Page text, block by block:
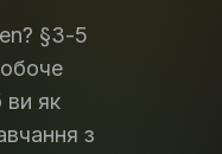
§3-5
як
з